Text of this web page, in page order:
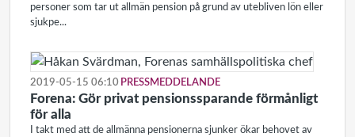
personer som tar ut allmän pension på grund av utebliven lön eller
sjukpe...
2019-05-15 06:10 PRESSMEDDELANDE
Forena: Gör privat pensionssparande förmånligt
för alla
I takt med att de allmänna pensionerna sjunker ökar behovet av